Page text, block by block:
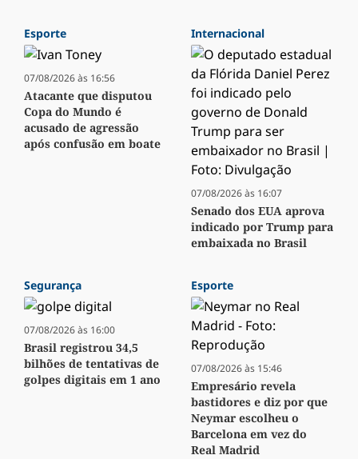
Esporte
07/08/2026 às 16:56
Atacante que disputou
Copa do Mundo é
acusado de agressão
após confusão em boate
Internacional
07/08/2026 às 16:07
Senado dos EUA aprova
indicado por Trump para
embaixada no Brasil
Segurança
07/08/2026 às 16:00
Brasil registrou 34,5
bilhões de tentativas de
golpes digitais em 1 ano
Esporte
07/08/2026 às 15:46
Empresário revela
bastidores e diz por que
Neymar escolheu o
Barcelona em vez do
Real Madrid